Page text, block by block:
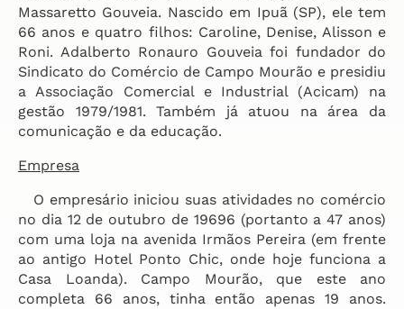
Massaretto Gouveia. Nascido em Ipuã (SP), ele tem
66 anos e quatro filhos: Caroline, Denise, Alisson e
Roni. Adalberto Ronauro Gouveia foi fundador do
Sindicato do Comércio de Campo Mourão e presidiu
a Associação Comercial e Industrial (Acicam) na
gestão 1979/1981. Também já atuou na área da
comunicação e da educação.
Empresa
O empresário iniciou suas atividades no comércio
no dia 12 de outubro de 19696 (portanto a 47 anos)
com uma loja na avenida Irmãos Pereira (em frente
ao antigo Hotel Ponto Chic, onde hoje funciona a
Casa Loanda). Campo Mourão, que este ano
completa 66 anos, tinha então apenas 19 anos.